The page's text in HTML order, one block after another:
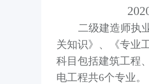
二级建造师执
关知识》、《专业
科目包括建筑工程
电工程共6个专业。